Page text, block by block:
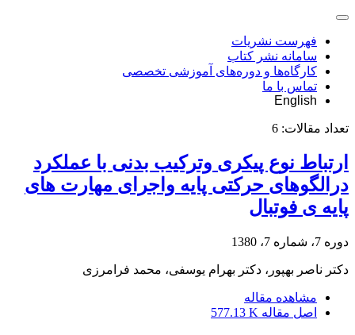
فهرست نشریات
سامانه نشر کتاب
کارگاه‌ها و دوره‌های آموزشی تخصصی
تماس با ما
English
تعداد مقالات: 6
ارتباط نوع پیکری وترکیب بدنی با عملکرد
درالگوهای حرکتی پایه واجرای مهارت های
پایه ی فوتبال
دوره 7، شماره 7، 1380
دکتر ناصر بهپور، دکتر بهرام یوسفی، محمد فرامرزی
مشاهده مقاله
اصل مقاله 577.13 K